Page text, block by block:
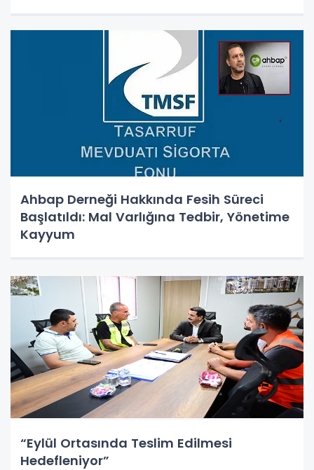
Ahbap Derneği Hakkında Fesih Süreci
Başlatıldı: Mal Varlığına Tedbir, Yönetime
Kayyum
“Eylül Ortasında Teslim Edilmesi
Hedefleniyor”